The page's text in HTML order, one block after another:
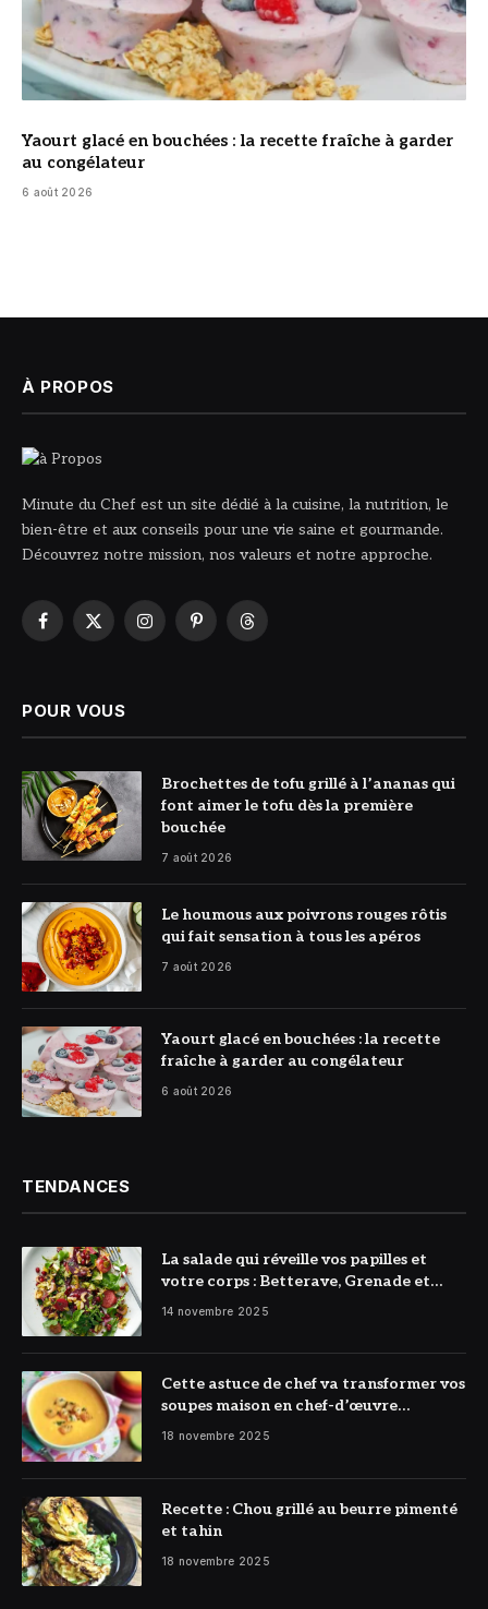
Yaourt glacé en bouchées : la recette fraîche à garder
au congélateur
6 août 2026
À PROPOS
Minute du Chef est un site dédié à la cuisine, la nutrition, le
bien-être et aux conseils pour une vie saine et gourmande.
Découvrez notre mission, nos valeurs et notre approche.
Facebook
X
InstagramPinterestThreads
POUR VOUS
© DR
Brochettes de tofu grillé à l’ananas qui
font aimer le tofu dès la première
bouchée
7 août 2026
© DR
Le houmous aux poivrons rouges rôtis
qui fait sensation à tous les apéros
7 août 2026
© DR
Yaourt glacé en bouchées : la recette
fraîche à garder au congélateur
6 août 2026
TENDANCES
La salade qui réveille vos papilles et
votre corps : Betterave, Grenade et
Citron à l’honneur
14 novembre 2025
Cette astuce de chef va transformer vos
soupes maison en chef-d’œuvre
réconfortant
18 novembre 2025
Recette : Chou grillé au beurre pimenté
et tahin
18 novembre 2025